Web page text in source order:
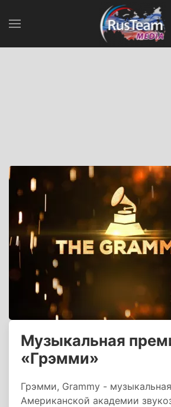
Музыкальная
«Грэмми»
Грэмми, Grammy -
Американской академии